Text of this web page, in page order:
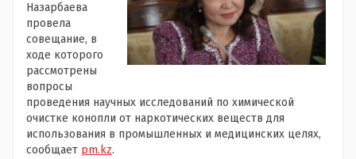
Назарбаева
провела
совещание, в
ходе которого
рассмотрены
вопросы
проведения научных исследований по химической
очистке конопли от наркотических веществ для
использования в промышленных и медицинских целях,
сообщает pm.kz.